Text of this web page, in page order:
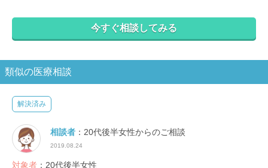
今すぐ相談してみる
類似の医療相談
解決済み
相談者 ：20代後半女性からのご相談
2019.08.24
対象者 ：20代後半女性